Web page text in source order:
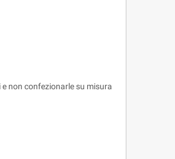
non confezionarle su misura